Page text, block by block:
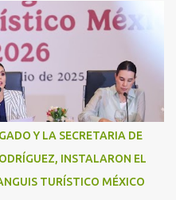
una realidad con uniforme,
con mucho corazón en el
que no queda en
por hacer Patria”, expresó la
durante la Ceremonia de
de la Creación de la Guardia
todo el trabajo y
de desastres. “Hoy
Nacional, celebramos a s...
Y LA SECRETARIA DE
INSTALARON EL
TURÍSTICO MÉXICO